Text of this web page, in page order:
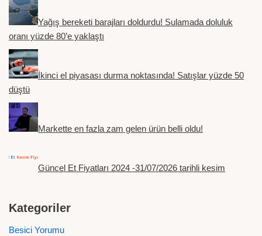
Yağış bereketi barajları doldurdu! Sulamada doluluk
oranı yüzde 80’e yaklaştı
İkinci el piyasası durma noktasında! Satışlar yüzde 50
düştü
Markette en fazla zam gelen ürün belli oldu!
Güncel Et Fiyatları 2024 -31/07/2026 tarihli kesim
Kategoriler
Besici Yorumu